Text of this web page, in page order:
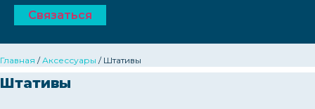
Связаться
Главная /Аксессуары / Штативы
Штативы